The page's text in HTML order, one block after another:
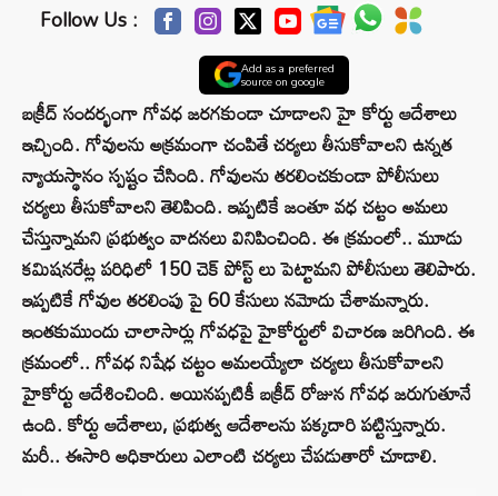
Follow Us :
Add as a preferred
source on google
బక్రీద్ సందర్భంగా గోవధ జరగకుండా చూడాలని హై కోర్టు ఆదేశాలు
ఇచ్చింది. గోవులను అక్రమంగా చంపితే చర్యలు తీసుకోవాలని ఉన్నత
న్యాయస్థానం స్పష్టం చేసింది. గోవులను తరలించకుండా పోలీసులు
చర్యలు తీసుకోవాలని తెలిపింది. ఇప్పటికే జంతూ వధ చట్టం అమలు
చేస్తున్నామని ప్రభుత్వం వాదనలు వినిపించింది. ఈ క్రమంలో.. మూడు
కమిషనరేట్ల పరిధిలో 150 చెక్ పోస్ట్ లు పెట్టామని పోలీసులు తెలిపారు.
ఇప్పటికే గోవుల తరలింపు పై 60 కేసులు నమోదు చేశామన్నారు.
ఇంతకుముందు చాలాసార్లు గోవధపై హైకోర్టులో విచారణ జరిగింది. ఈ
క్రమంలో.. గోవధ నిషేధ చట్టం అమలయ్యేలా చర్యలు తీసుకోవాలని
హైకోర్టు ఆదేశించింది. అయినప్పటికీ బక్రీద్ రోజున గోవధ జరుగుతూనే
ఉంది. కోర్టు ఆదేశాలు, ప్రభుత్వ ఆదేశాలను పక్కదారి పట్టిస్తున్నారు.
మరీ.. ఈసారి అధికారులు ఎలాంటి చర్యలు చేపడుతారో చూడాలి.